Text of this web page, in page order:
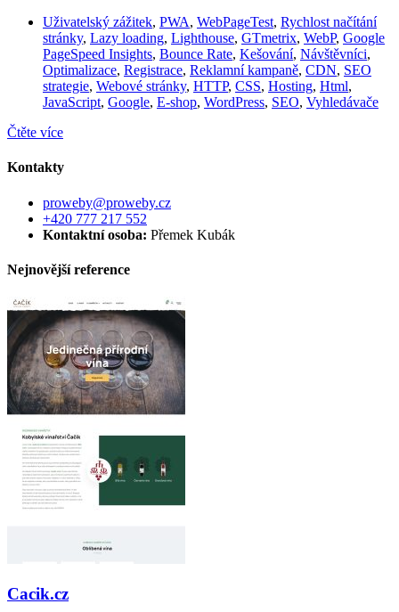
Uživatelský zážitek, PWA, WebPageTest, Rychlost načítání
stránky, Lazy loading, Lighthouse, GTmetrix, WebP, Google
PageSpeed Insights, Bounce Rate, Kešování, Návštěvníci,
Optimalizace, Registrace, Reklamní kampaně, CDN, SEO
strategie, Webové stránky, HTTP, CSS, Hosting, Html,
JavaScript, Google, E-shop, WordPress, SEO, Vyhledávače
Čtěte více
Kontakty
proweby@proweby.cz
+420 777 217 552
Kontaktní osoba: Přemek Kubák
Nejnovější reference
Cacik.cz